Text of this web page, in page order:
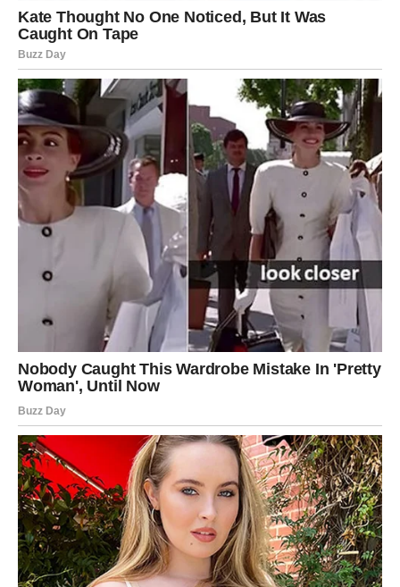
bila veličina. Samo je svet to prekasno shvatio.